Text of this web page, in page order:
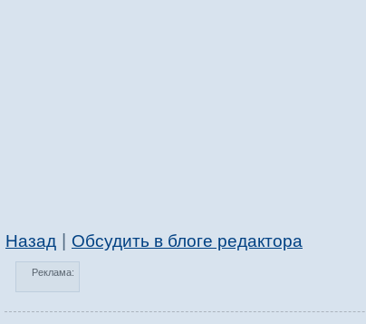
Назад Обсудить в блоге редактора
Реклама: